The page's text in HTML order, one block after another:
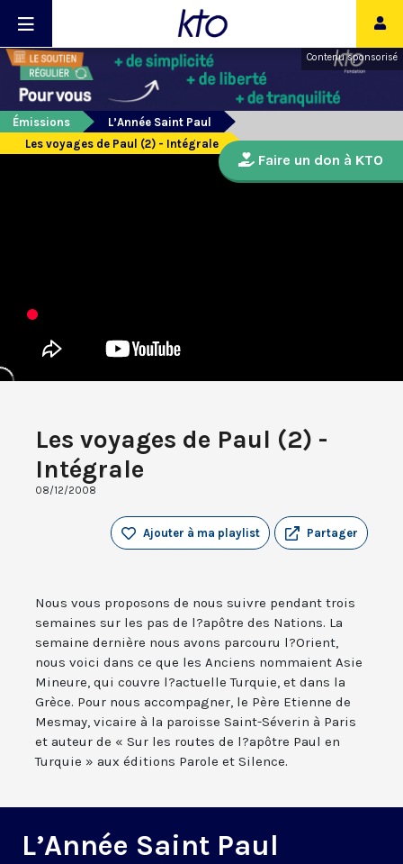
Contenu sponsorisé
Émissions
L’Année Saint Paul
Les voyages de Paul (2) - Intégrale
Les voyages de Paul (2) -
Intégrale
08/12/2008
Partager
Ajouter à ma playlist
Nous vous proposons de nous suivre pendant trois
semaines sur les pas de l?apôtre des Nations. La
semaine dernière nous avons parcouru l?Orient,
nous voici dans ce que les Anciens nommaient Asie
Mineure, qui couvre l?actuelle Turquie, et dans la
Grèce. Pour nous accompagner, le Père Etienne de
Mesmay, vicaire à la paroisse Saint-Séverin à Paris
et auteur de « Sur les routes de l?apôtre Paul en
Turquie » aux éditions Parole et Silence.
L’Année Saint Paul
Faire un don à KTO